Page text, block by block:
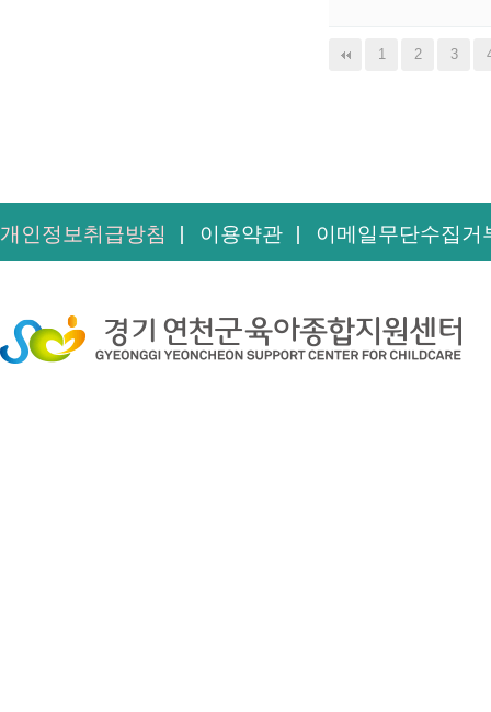
1 2 3
개인정보취급방침 이용약관 이메일무단수집거